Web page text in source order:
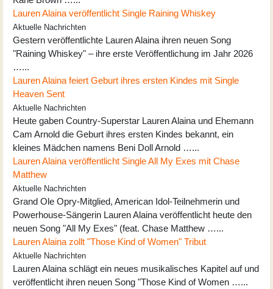
Lauren Alaina veröffentlicht Single Raining Whiskey
Aktuelle Nachrichten
Gestern veröffentlichte Lauren Alaina ihren neuen Song
"Raining Whiskey" – ihre erste Veröffentlichung im Jahr 2026
…...
Lauren Alaina feiert Geburt ihres ersten Kindes mit Single
Heaven Sent
Aktuelle Nachrichten
Heute gaben Country-Superstar Lauren Alaina und Ehemann
Cam Arnold die Geburt ihres ersten Kindes bekannt, ein
kleines Mädchen namens Beni Doll Arnold …...
Lauren Alaina veröffentlicht Single All My Exes mit Chase
Matthew
Aktuelle Nachrichten
Grand Ole Opry-Mitglied, American Idol-Teilnehmerin und
Powerhouse-Sängerin Lauren Alaina veröffentlicht heute den
neuen Song "All My Exes" (feat. Chase Matthew …...
Lauren Alaina zollt "Those Kind of Women" Tribut
Aktuelle Nachrichten
Lauren Alaina schlägt ein neues musikalisches Kapitel auf und
veröffentlicht ihren neuen Song "Those Kind of Women …...